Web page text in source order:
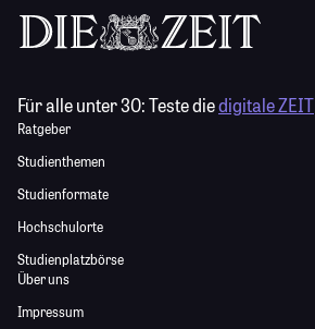
Für alle unter 30:Teste diedigitale ZEIT
Ratgeber
Studienthemen
Studienformate
Hochschulorte
Studienplatzbörse
Über uns
Impressum